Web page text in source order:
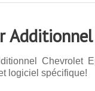
Chevrolet
logiciel spécifique!